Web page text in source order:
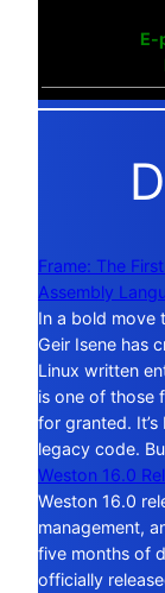
E-
Frame: The
Assembly
In a bold move
Geir Isene has
Linux written
is one of those
for granted.
legacy code.
Weston 16.0
Weston 16.0
management,
five months of
officially